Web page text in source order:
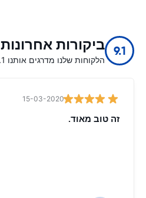
9.1 ביקורות אחרונות
הלקוחות שלנו מדרגים אותנו 9.1 /10 מתוך 12842
15-03-2020
זה טוב מאוד.